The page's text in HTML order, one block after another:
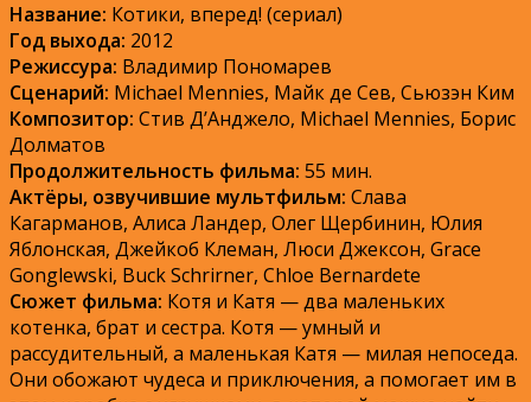
Название: Котики, вперед! (сериал)
Год выхода: 2012
Режиссура: Владимир Пономарев
Сценарий: Michael Mennies, Майк де Сев, Сьюзэн Ким
Композитор: Стив Д’Анджело, Michael Mennies, Борис
Долматов
Продолжительность фильма: 55 мин.
Актёры, озвучившие мультфильм: Слава
Кагарманов, Алиса Ландер, Олег Щербинин, Юлия
Яблонская, Джейкоб Клеман, Люси Джексон, Grace
Gonglewski, Buck Schrirner, Chloe Bernardete
Сюжет фильма: Котя и Катя — два маленьких
котенка, брат и сестра. Котя — умный и
рассудительный, а маленькая Катя — милая непоседа.
Они обожают чудеса и приключения, а помогает им в